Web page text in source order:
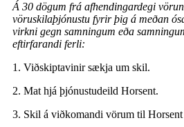
Á 30 dögum frá afhendingardegi
vöruskilaþjónustu fyrir þig á meðan
virkni gegn samningum eða
eftirfarandi ferli:
1. Viðskiptavinir sækja um skil.
2. Mat hjá þjónustudeild Horsent.
3. Skil á viðkomandi vörum til Horsent